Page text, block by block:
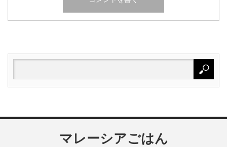
マレーシアごはん